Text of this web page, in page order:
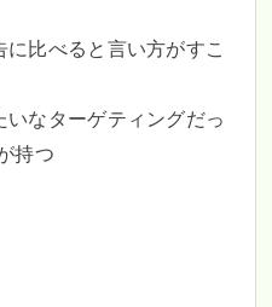
比べると言い方がすこ
いなターゲティングだっ
持つ